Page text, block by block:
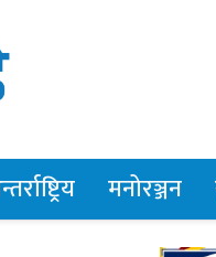
मनोरञ्जन